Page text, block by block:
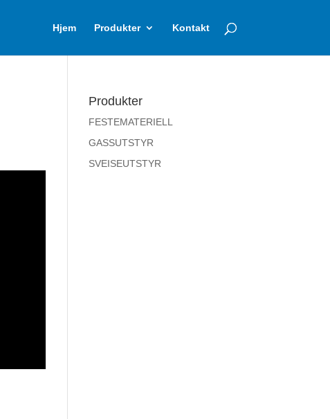
Hjem Produkter Kontakt
Produkter
FESTEMATERIELL
GASSUTSTYR
SVEISEUTSTYR